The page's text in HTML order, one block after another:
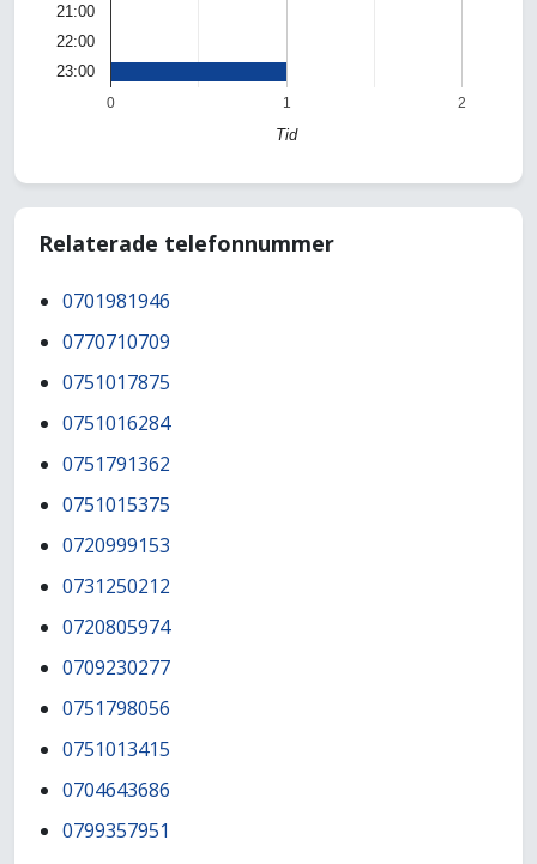
0 1 2
21:00
22:00
23:00
Tid
Relaterade telefonnummer
0701981946
0770710709
0751017875
0751016284
0751791362
0751015375
0720999153
0731250212
0720805974
0709230277
0751798056
0751013415
0704643686
0799357951